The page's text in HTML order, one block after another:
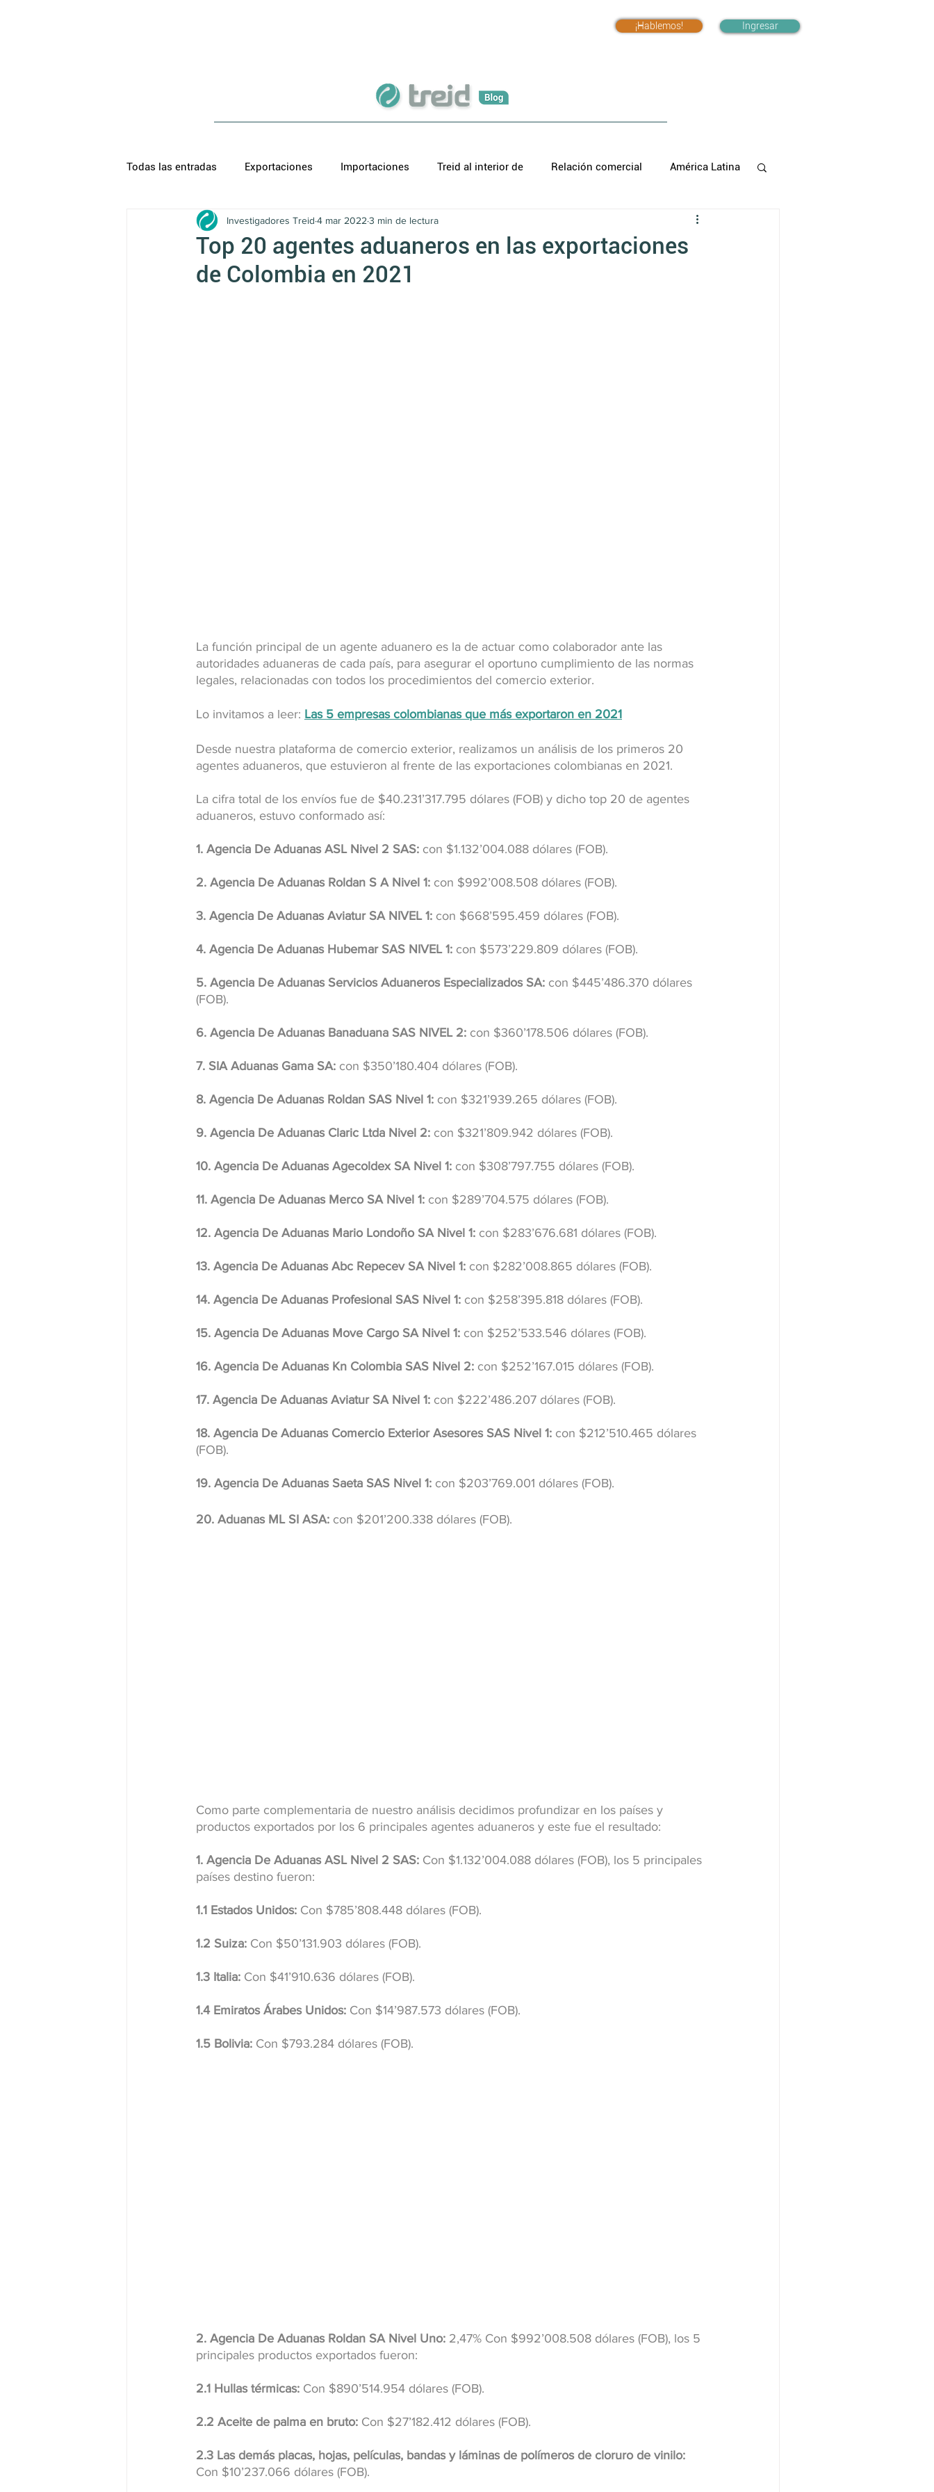
¡Hablemos! Ingresar
Todas las entradas Exportaciones Importaciones Treid al interior de Relación comercial América Latina
Top 20 agentes aduaneros en las exportaciones
de Colombia en 2021
Investigadores Treid 4 mar 2022 3 min de lectura
La función principal de un agente aduanero es la de actuar como colaborador ante las
autoridades aduaneras de cada país, para asegurar el oportuno cumplimiento de las normas
legales, relacionadas con todos los procedimientos del comercio exterior.
Lo invitamos a leer: Las 5 empresas colombianas que más exportaron en 2021
Desde nuestra plataforma de comercio exterior, realizamos un análisis de los primeros 20
agentes aduaneros, que estuvieron al frente de las exportaciones colombianas en 2021.
La cifra total de los envíos fue de $40.231’317.795 dólares (FOB) y dicho top 20 de agentes
aduaneros, estuvo conformado así:
1. Agencia De Aduanas ASL Nivel 2 SAS: con $1.132’004.088 dólares (FOB).
2. Agencia De Aduanas Roldan S A Nivel 1: con $992’008.508 dólares (FOB).
3. Agencia De Aduanas Aviatur SA NIVEL 1: con $668’595.459 dólares (FOB).
4. Agencia De Aduanas Hubemar SAS NIVEL 1: con $573’229.809 dólares (FOB).
5. Agencia De Aduanas Servicios Aduaneros Especializados SA: con $445’486.370 dólares
(FOB).
6. Agencia De Aduanas Banaduana SAS NIVEL 2: con $360’178.506 dólares (FOB).
7. SIA Aduanas Gama SA: con $350’180.404 dólares (FOB).
8. Agencia De Aduanas Roldan SAS Nivel 1: con $321’939.265 dólares (FOB).
9. Agencia De Aduanas Claric Ltda Nivel 2: con $321’809.942 dólares (FOB).
10. Agencia De Aduanas Agecoldex SA Nivel 1: con $308’797.755 dólares (FOB).
11. Agencia De Aduanas Merco SA Nivel 1: con $289’704.575 dólares (FOB).
12. Agencia De Aduanas Mario Londoño SA Nivel 1: con $283’676.681 dólares (FOB).
13. Agencia De Aduanas Abc Repecev SA Nivel 1: con $282’008.865 dólares (FOB).
14. Agencia De Aduanas Profesional SAS Nivel 1: con $258’395.818 dólares (FOB).
15. Agencia De Aduanas Move Cargo SA Nivel 1: con $252’533.546 dólares (FOB).
16. Agencia De Aduanas Kn Colombia SAS Nivel 2: con $252’167.015 dólares (FOB).
17. Agencia De Aduanas Aviatur SA Nivel 1: con $222’486.207 dólares (FOB).
18. Agencia De Aduanas Comercio Exterior Asesores SAS Nivel 1: con $212’510.465 dólares
(FOB).
19. Agencia De Aduanas Saeta SAS Nivel 1: con $203’769.001 dólares (FOB).
20. Aduanas ML SI ASA: con $201’200.338 dólares (FOB).
Como parte complementaria de nuestro análisis decidimos profundizar en los países y
productos exportados por los 6 principales agentes aduaneros y este fue el resultado:
1. Agencia De Aduanas ASL Nivel 2 SAS: Con $1.132’004.088 dólares (FOB), los 5 principales
países destino fueron:
1.1 Estados Unidos: Con $785’808.448 dólares (FOB).
1.2 Suiza: Con $50’131.903 dólares (FOB).
1.3 Italia: Con $41’910.636 dólares (FOB).
1.4 Emiratos Árabes Unidos: Con $14’987.573 dólares (FOB).
1.5 Bolivia: Con $793.284 dólares (FOB).
2. Agencia De Aduanas Roldan SA Nivel Uno: 2,47% Con $992’008.508 dólares (FOB), los 5
principales productos exportados fueron:
2.1 Hullas térmicas: Con $890’514.954 dólares (FOB).
2.2 Aceite de palma en bruto: Con $27’182.412 dólares (FOB).
2.3 Las demás placas, hojas, películas, bandas y láminas de polímeros de cloruro de vinilo:
Con $10’237.066 dólares (FOB).